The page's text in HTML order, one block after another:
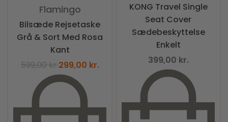
Flamingo
Bilsæde Rejsetaske
Grå & Sort Med Rosa
Kant
599,00kr.299,00 kr.
KONG Travel Single
Seat Cover
Sædebeskyttelse
Enkelt
399,00 kr.